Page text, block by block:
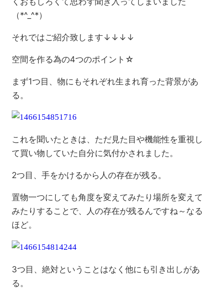
（*^_^*）
それではご紹介致します↓↓↓↓
空間を作る為の4つのポイント☆
まず1つ目、物にもそれぞれ生まれ育った背景があ
る。
これを聞いたときは、ただ見た目や機能性を重視し
て買い物していた自分に気付かされました。
2つ目、手をかけるから人の存在が残る。
置物一つにしても角度を変えてみたり場所を変えて
みたりすることで、人の存在が残るんですね～なる
ほど。
3つ目、絶対ということはなく他にも引き出しがあ
る。